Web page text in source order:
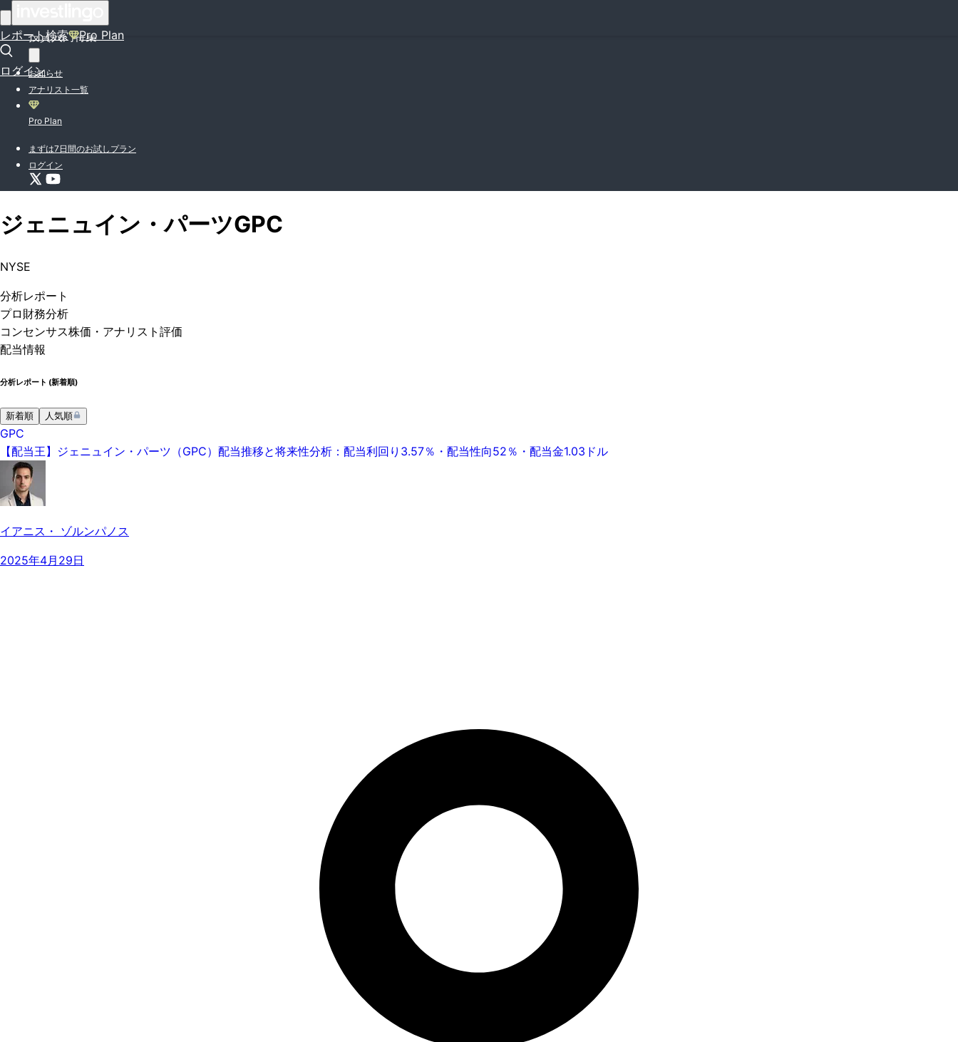
レポート検索 Pro Plan
ログイン
投資入門特集
お知らせ
アナリスト一覧
Pro Plan
まずは7日間のお試しプラン
ログイン
ジェニュイン・パーツGPC
NYSE
分析レポート
プロ 財務分析
コンセンサス株価 ・アナリスト評価
配当情報
分析レポート (新着順)
新着順 人気順
GPC
【配当王】ジェニュイン・パーツ（GPC）配当推移と将来性分析：配当利回り3.57％・配当性向52％・配当金1.03ドル
イアニス・ ゾルンパノス
2025年4月29日